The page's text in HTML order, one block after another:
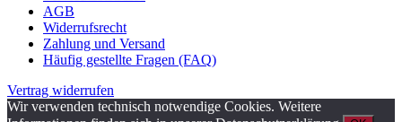
AGB
Widerrufsrecht
Zahlung und Versand
Häufig gestellte Fragen (FAQ)
Vertrag widerrufen
Wir verwenden technisch notwendige Cookies. Weitere